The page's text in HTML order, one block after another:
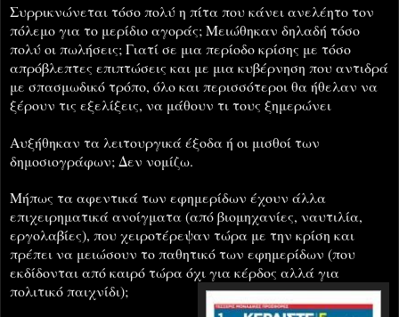
Συρρικνώνεται τόσο πολύ η πίτα που κάνει ανελέητο τον
πόλεμο για το μερίδιο αγοράς; Μειώθηκαν δηλαδή τόσο
πολύ οι πωλήσεις; Γιατί σε μια περίοδο κρίσης με τόσο
απρόβλεπτες επιπτώσεις και με μια κυβέρνηση που αντιδρά
με σπασμωδικό τρόπο, όλο και περισσότεροι θα ήθελαν να
ξέρουν τις εξελίξεις, να μάθουν τι τους ξημερώνει
Αυξήθηκαν τα λειτουργικά έξοδα ή οι μισθοί των
δημοσιογράφων; Δεν νομίζω.
Μήπως τα αφεντικά των εφημερίδων έχουν άλλα
επιχειρηματικά ανοίγματα (από βιομηχανίες, ναυτιλία,
εργολαβίες), που χειροτέρεψαν τώρα με την κρίση και
πρέπει να μειώσουν το παθητικό των εφημερίδων (που
εκδίδονται από καιρό τώρα όχι για κέρδος αλλά για
πολιτικό παιχνίδι);